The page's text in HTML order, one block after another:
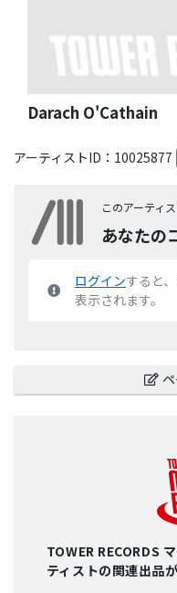
Darach O'Cathain
アーティストID： 10025877
このアーティ
あなたの
ログインすると
表示されます。
TOWER RECORDS
ティストの関連出品